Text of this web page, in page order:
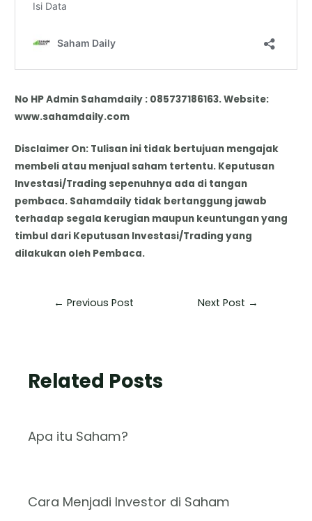
No HP Admin Sahamdaily : 085737186163. Website:
www.sahamdaily.com
Disclaimer On: Tulisan ini tidak bertujuan mengajak
membeli atau menjual saham tertentu. Keputusan
Investasi/Trading sepenuhnya ada di tangan
pembaca. Sahamdaily tidak bertanggung jawab
terhadap segala kerugian maupun keuntungan yang
timbul dari Keputusan Investasi/Trading yang
dilakukan oleh Pembaca.
← Previous Post Next Post →
Related Posts
Apa itu Saham?
Cara Menjadi Investor di Saham